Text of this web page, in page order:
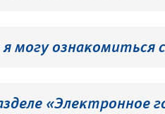
я могу ознакомиться
«Электронное